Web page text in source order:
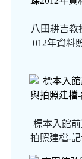
八田耕吉教
012年資料
標本入館
拍照建檔-